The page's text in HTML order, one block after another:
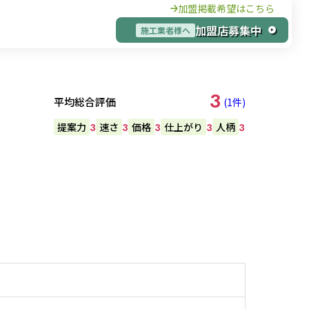
加盟掲載希望はこちら
施工業者様へ 加盟店募集中
平均総合評価 3 (1件)
提案力 3 速さ 3 価格 3 仕上がり 3 人柄 3